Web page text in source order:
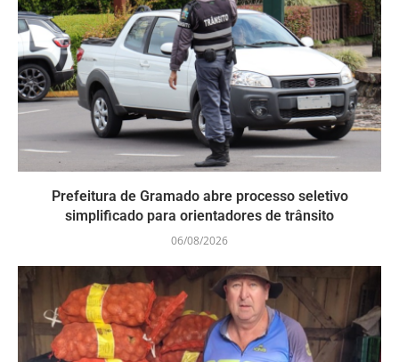
Prefeitura de Gramado abre processo seletivo
simplificado para orientadores de trânsito
06/08/2026